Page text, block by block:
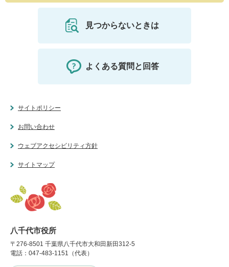
見つからないときは
よくある質問と回答
サイトポリシー
お問い合わせ
ウェブアクセシビリティ方針
サイトマップ
八千代市役所
〒276-8501 千葉県八千代市大和田新田312-5
電話：047-483-1151（代表）